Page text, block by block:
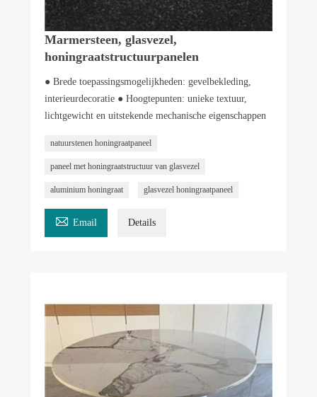
Marmersteen, glasvezel,
honingraatstructuurpanelen
● Brede toepassingsmogelijkheden: gevelbekleding,
interieurdecoratie ● Hoogtepunten: unieke textuur,
lichtgewicht en uitstekende mechanische eigenschappen
natuurstenen honingraatpaneel
paneel met honingraatstructuur van glasvezel
aluminium honingraat glasvezel honingraatpaneel
 Email Details